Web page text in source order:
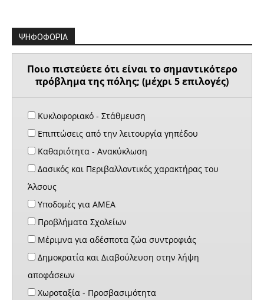
ΨΗΦΟΦΟΡΙΑ
Ποιο πιστεύετε ότι είναι το σημαντικότερο
πρόβλημα της πόλης; (μέχρι 5 επιλογές)
Κυκλοφοριακό - Στάθμευση
Επιπτώσεις από την λειτουργία γηπέδου
Καθαριότητα - Ανακύκλωση
Δασικός και Περιβαλλοντικός χαρακτήρας του
Άλσους
Υποδομές για ΑΜΕΑ
Προβλήματα Σχολείων
Μέριμνα για αδέσποτα ζώα συντροφιάς
Δημοκρατία και Διαβούλευση στην λήψη
αποφάσεων
Χωροταξία - Προσβασιμότητα